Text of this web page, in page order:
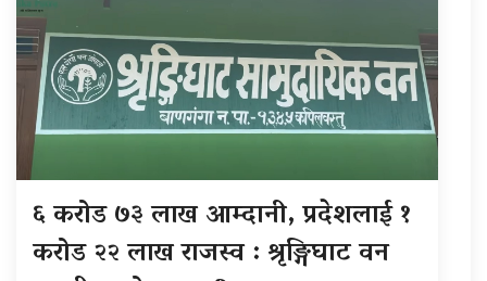
६ करोड ७३ लाख आम्दानी, प्रदेशलाई १
करोड २२ लाख राजस्व : श्रृङ्गिघाट वन